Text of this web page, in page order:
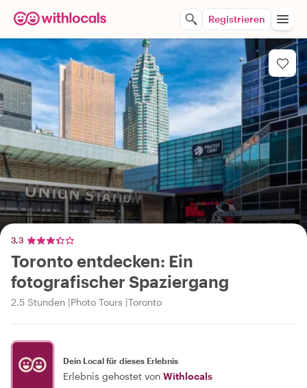
Registrieren
3,3
Toronto entdecken: Ein
fotografischer Spaziergang
2.5 Stunden Photo Tours Toronto
Dein Local für dieses Erlebnis
Erlebnis gehostet von Withlocals